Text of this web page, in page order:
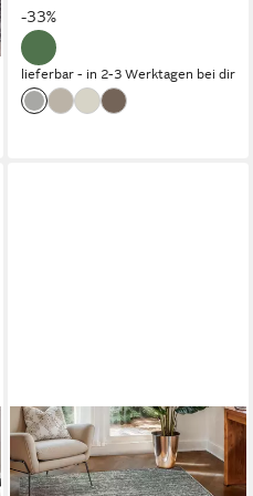
-33%
lieferbar - in 2-3 Werktagen bei dir
SANAT
Teppich Oslo, auch als Läufer
und in Rund, rechteckig,